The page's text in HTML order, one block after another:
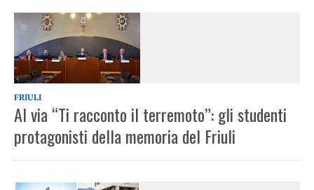
FRIULI
Al via “Ti racconto il terremoto”: gli studenti
protagonisti della memoria del Friuli